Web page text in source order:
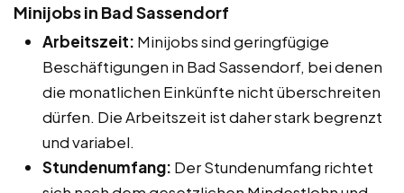
Minijobs in Bad Sassendorf
Arbeitszeit: Minijobs sind geringfügige
Beschäftigungen in Bad Sassendorf, bei denen
die monatlichen Einkünfte nicht überschreiten
dürfen. Die Arbeitszeit ist daher stark begrenzt
und variabel.
Stundenumfang: Der Stundenumfang richtet